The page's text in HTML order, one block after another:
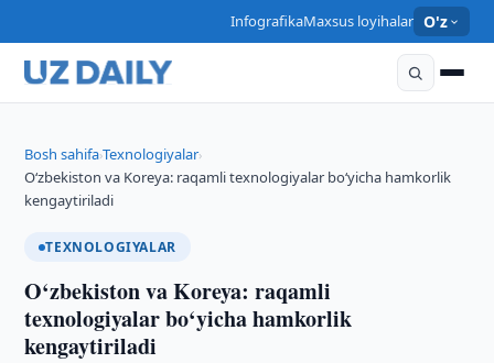
InfografikaMaxsus loyihalar O'z
Bosh sahifa›Texnologiyalar›
O‘zbekiston va Koreya: raqamli texnologiyalar bo‘yicha hamkorlik
kengaytiriladi
TEXNOLOGIYALAR
O‘zbekiston va Koreya: raqamli
texnologiyalar bo‘yicha hamkorlik
kengaytiriladi